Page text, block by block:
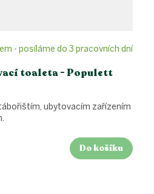
toaleta - Populett
- posíláme do 3 pracovních dní
Do košíku
ubytovacím zařízením